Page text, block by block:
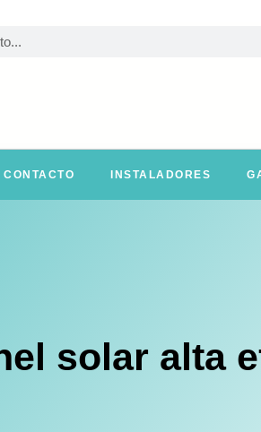
CONTACTO INSTALADORES
solar alta